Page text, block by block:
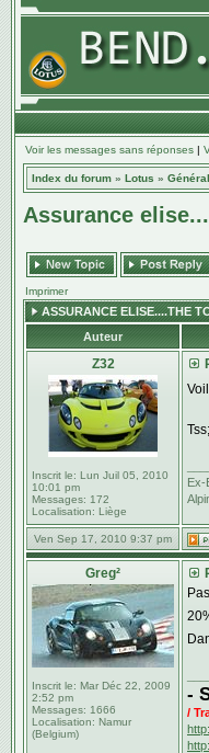
Voir les messages sans réponses |
Index du forum » Lotus » Général
Assurance
Imprimer
ASSURANCE ELISE....THE
Auteur
Z32
Inscrit le: Lun Juil 05, 2010
10:01 pm
Messages: 172
Localisation: Liège
Ex-
Ven Sep 17, 2010 9:37 pm
Greg²
Inscrit le: Mar Déc 22, 2009
2:52 pm
Messages: 1666
Localisation: Namur
(Belgium)
-
/